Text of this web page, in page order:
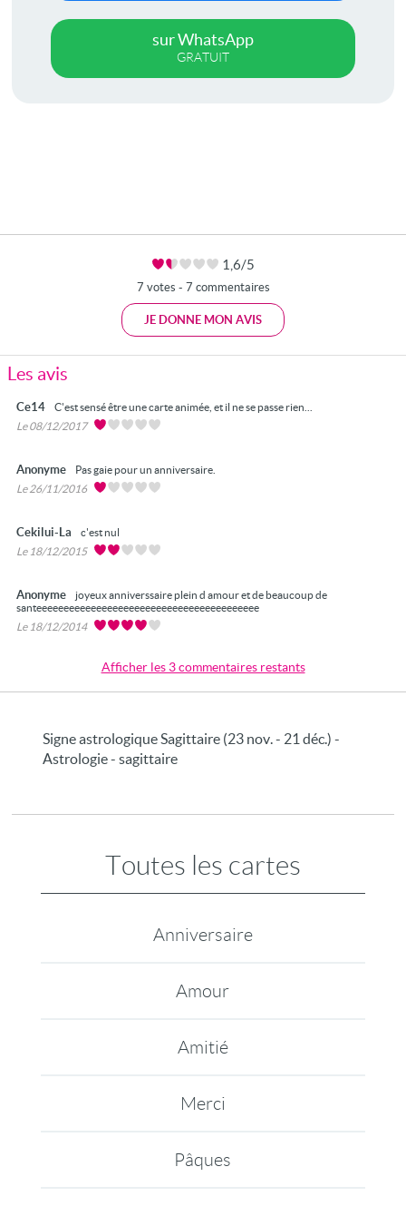
sur WhatsApp
GRATUIT
1,6/5
7 votes - 7 commentaires
JE DONNE MON AVIS
Les avis
Ce14
C'est sensé être une carte animée, et il ne se passe rien...
Le 08/12/2017
Anonyme
Pas gaie pour un anniversaire.
Le 26/11/2016
Cekilui-La
c'est nul
Le 18/12/2015
Anonyme
joyeux anniverssaire plein d amour et de beaucoup de
santeeeeeeeeeeeeeeeeeeeeeeeeeeeeeeeeeeeeeeeee
Le 18/12/2014
Afficher les 3 commentaires restants
Signe astrologique Sagittaire (23 nov. - 21 déc.) -
Astrologie - sagittaire
Toutes les cartes
Anniversaire
Amour
Amitié
Merci
Pâques